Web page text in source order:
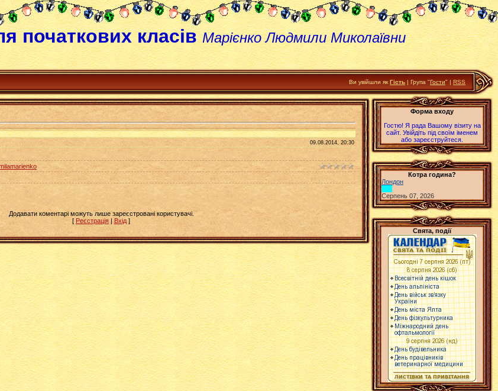
початкових класівМарієнко Людмили Миколаївни
Ви увійшли якГість | Група "Гости" | RSS
09.08.2014, 20:30
Додавати коментарі можуть лише зареєстровані користувачі.
[ Реєстрація | Вхід ]
Форма входу
Гостю! Я рада Вашому візиту на
сайт. Увійдіть під своїм іменем
або зареєструйтеся.
Котра година?
Лондон
Серпень 07, 2026
Свята, події